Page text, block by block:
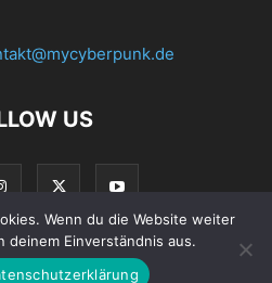
US
MyCyberpunk.de
Wenn du die Website weiter
deinem Einverständnis aus.